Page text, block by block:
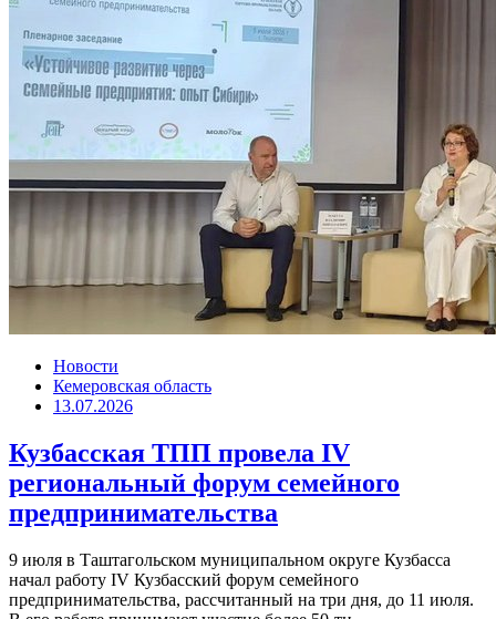
Новости
Кемеровская область
13.07.2026
Кузбасская ТПП провела IV
региональный форум семейного
предпринимательства
9 июля в Таштагольском муниципальном округе Кузбасса
начал работу IV Кузбасский форум семейного
предпринимательства, рассчитанный на три дня, до 11 июля.